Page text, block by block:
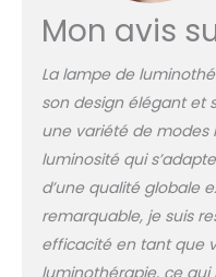
Mon avis
La lampe de
son design élégant et
une variété de modes
luminosité qui
d’une qualité globale
remarquable, je suis
efficacité en tant que